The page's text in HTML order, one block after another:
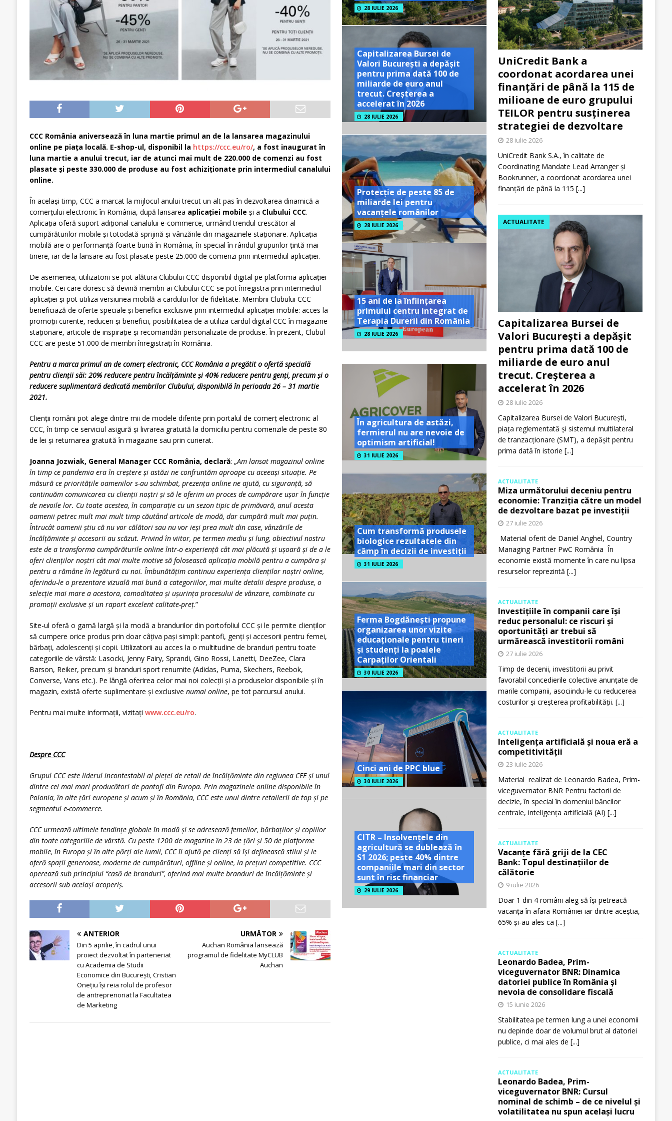
CCC România aniversează în luna martie primul an de la lansarea magazinului
online pe piața locală. E-shop-ul, disponibil la https://ccc.eu/ro/, a fost inaugurat în
luna martie a anului trecut, iar de atunci mai mult de 220.000 de comenzi au fost
plasate și peste 330.000 de produse au fost achiziționate prin intermediul canalului
online.
În același timp, CCC a marcat la mijlocul anului trecut un alt pas în dezvoltarea dinamică a
comerțului electronic în România, după lansarea aplicației mobile și a Clubului CCC.
Aplicația oferă suport adițional canalului e-commerce, urmând trendul crescător al
cumpărăturilor mobile și totodată sprijină și vânzările din magazinele staționare. Aplicația
mobilă are o performanță foarte bună în România, în special în rândul grupurilor țintă mai
tinere, iar de la lansare au fost plasate peste 25.000 de comenzi prin intermediul aplicației.
De asemenea, utilizatorii se pot alătura Clubului CCC disponibil digital pe platforma aplicației
mobile. Cei care doresc să devină membri ai Clubului CCC se pot înregistra prin intermediul
aplicației și pot utiliza versiunea mobilă a cardului lor de fidelitate. Membrii Clubului CCC
beneficiază de oferte speciale și beneficii exclusive prin intermediul aplicației mobile: acces la
promoții curente, reduceri și beneficii, posibilitatea de a utiliza cardul digital CCC în magazine
staționare, articole de inspirație și recomandări personalizate de produse. În prezent, Clubul
CCC are peste 51.000 de membri înregistrați în România.
Pentru a marca primul an de comerț electronic, CCC România a pregătit o ofertă specială
pentru clienții săi: 20% reducere pentru încălțăminte și 40% reducere pentru genți, precum și o
reducere suplimentară dedicată membrilor Clubului, disponibilă în perioada 26 – 31 martie
2021.
Clienții români pot alege dintre mii de modele diferite prin portalul de comerț electronic al
CCC, în timp ce serviciul asigură și livrarea gratuită la domiciliu pentru comenzile de peste 80
de lei și returnarea gratuită în magazine sau prin curierat.
Joanna Jozwiak, General Manager CCC România, declară: „Am lansat magazinul online
în timp ce pandemia era în creștere și astăzi ne confruntăm aproape cu aceeași situație. Pe
măsură ce prioritățile oamenilor s-au schimbat, prezența online ne ajută, cu siguranță, să
continuăm comunicarea cu clienții noștri și să le oferim un proces de cumpărare ușor în funcție
de nevoile lor. Cu toate acestea, în comparație cu un sezon tipic de primăvară, anul acesta
oamenii petrec mult mai mult timp căutând articole de modă, dar cumpără mult mai puțin.
Întrucât oamenii știu că nu vor călători sau nu vor ieși prea mult din case, vânzările de
încălțăminte și accesorii au scăzut. Privind în viitor, pe termen mediu și lung, obiectivul nostru
este de a transforma cumpărăturile online într-o experiență cât mai plăcută și ușoară și de a le
oferi clienților noștri cât mai multe motive să folosească aplicația mobilă pentru a cumpăra și
pentru a rămâne în legătură cu noi. Îmbunătățim continuu experiența clienților noștri online,
oferindu-le o prezentare vizuală mai bună a categoriilor, mai multe detalii despre produse, o
selecție mai mare a acestora, comoditatea și ușurința procesului de vânzare, combinate cu
promoții exclusive și un raport excelent calitate-preț.”
Site-ul oferă o gamă largă și la modă a brandurilor din portofoliul CCC și le permite clienților
să cumpere orice produs prin doar câțiva pași simpli: pantofi, genți și accesorii pentru femei,
bărbați, adolescenți și copii. Utilizatorii au acces la o multitudine de branduri pentru toate
categoriile de vârstă: Lasocki, Jenny Fairy, Sprandi, Gino Rossi, Lanetti, DeeZee, Clara
Barson, Reiker, precum și branduri sport renumite (Adidas, Puma, Skechers, Reebok,
Converse, Vans etc.). Pe lângă oferirea celor mai noi colecții și a produselor disponibile și în
magazin, există oferte suplimentare și exclusive numai online, pe tot parcursul anului.
Pentru mai multe informații, vizitați www.ccc.eu/ro.
Despre CCC
Grupul CCC este liderul incontestabil al pieței de retail de încălțăminte din regiunea CEE și unul
dintre cei mai mari producători de pantofi din Europa. Prin magazinele online disponibile în
Polonia, în alte țări europene și acum și în România, CCC este unul dintre retailerii de top și pe
segmentul e-commerce.
CCC urmează ultimele tendințe globale în modă și se adresează femeilor, bărbaților și copiilor
din toate categoriile de vârstă. Cu peste 1200 de magazine în 23 de țări și 50 de platforme
mobile, în Europa și în alte părți ale lumii, CCC îi ajută pe clienți să își definească stilul și le
oferă spații generoase, moderne de cumpărături, offline și online, la prețuri competitive. CCC
operează sub principiul “casă de branduri”, oferind mai multe branduri de încălțăminte și
accesorii sub același acoperiș.
ANTERIOR
Din 5 aprilie, în cadrul unui
proiect dezvoltat în parteneriat
cu Academia de Studii
Economice din București, Cristian
Onețiu își reia rolul de profesor
de antreprenoriat la Facultatea
de Marketing
URMĂTOR
Auchan România lansează
programul de fidelitate MyCLUB
Auchan
28 IULIE 2026
Capitalizarea Bursei de
Valori București a depășit
pentru prima dată 100 de
miliarde de euro anul
trecut. Creșterea a
accelerat în 2026
28 IULIE 2026
Protecție de peste 85 de
miliarde lei pentru
vacanțele românilor
28 IULIE 2026
15 ani de la înființarea
primului centru integrat de
Terapia Durerii din România
28 IULIE 2026
În agricultura de astăzi,
fermierul nu are nevoie de
optimism artificial!
31 IULIE 2026
Cum transformă produsele
biologice rezultatele din
câmp în decizii de investiții
31 IULIE 2026
Ferma Bogdănești propune
organizarea unor vizite
educaționale pentru tineri
și studenți la poalele
Carpaților Orientali
30 IULIE 2026
Cinci ani de PPC blue
30 IULIE 2026
CITR – Insolvențele din
agricultură se dublează în
S1 2026; peste 40% dintre
companiile mari din sector
sunt în risc financiar
29 IULIE 2026
UniCredit Bank a
coordonat acordarea unei
finanțări de până la 115 de
milioane de euro grupului
TEILOR pentru susținerea
strategiei de dezvoltare
28 iulie 2026
UniCredit Bank S.A., în calitate de
Coordinating Mandate Lead Arranger și
Bookrunner, a coordonat acordarea unei
finanțări de până la 115 [...]
Capitalizarea Bursei de
Valori București a depășit
pentru prima dată 100 de
miliarde de euro anul
trecut. Creșterea a
accelerat în 2026
ACTUALITATE
28 iulie 2026
Capitalizarea Bursei de Valori București,
piața reglementată și sistemul multilateral
de tranzacționare (SMT), a depășit pentru
prima dată în istorie [...]
ACTUALITATE
Miza următorului deceniu pentru
economie: Tranziția către un model
de dezvoltare bazat pe investiții
27 iulie 2026
Material oferit de Daniel Anghel, Country
Managing Partner PwC România În
economie există momente în care nu lipsa
resurselor reprezintă [...]
ACTUALITATE
Investițiile în companii care își
reduc personalul: ce riscuri și
oportunități ar trebui să
urmărească investitorii români
27 iulie 2026
Timp de decenii, investitorii au privit
favorabil concedierile colective anunțate de
marile companii, asociindu-le cu reducerea
costurilor și creșterea profitabilității. [...]
ACTUALITATE
Inteligența artificială și noua eră a
competitivității
23 iulie 2026
Material realizat de Leonardo Badea, Prim-
viceguvernator BNR Pentru factorii de
decizie, în special în domeniul băncilor
centrale, inteligența artificială (AI) [...]
ACTUALITATE
Vacanțe fără griji de la CEC
Bank: Topul destinațiilor de
călătorie
9 iulie 2026
Doar 1 din 4 români aleg să își petreacă
vacanța în afara României iar dintre aceștia,
65% și-au ales ca [...]
ACTUALITATE
Leonardo Badea, Prim-
viceguvernator BNR: Dinamica
datoriei publice în România și
nevoia de consolidare fiscală
15 iunie 2026
Stabilitatea pe termen lung a unei economii
nu depinde doar de volumul brut al datoriei
publice, ci mai ales de [...]
ACTUALITATE
Leonardo Badea, Prim-
viceguvernator BNR: Cursul
nominal de schimb – de ce nivelul și
volatilitatea nu spun același lucru